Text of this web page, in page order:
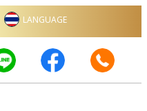
LANGUAGE